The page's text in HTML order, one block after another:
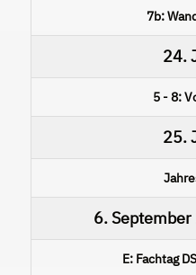
7b:
24.
5 - 8:
25.
6.
E: Fachtag